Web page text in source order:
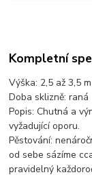
Kompletní
Výška: 2,5 až 3,5 m
Doba sklizně: raná
Popis: Chutná a
vyžadující oporu.
Pěstování:
od sebe sázíme
pravidelný